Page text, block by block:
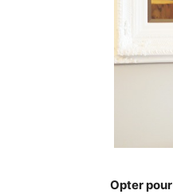
Opter